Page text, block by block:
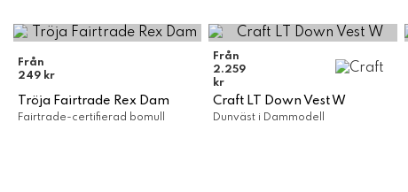
Från
249 kr
Tröja Fairtrade Rex Dam
Fairtrade-certifierad bomull
Från
2.259
kr
Craft LT Down Vest W
Dunväst i Dammodell